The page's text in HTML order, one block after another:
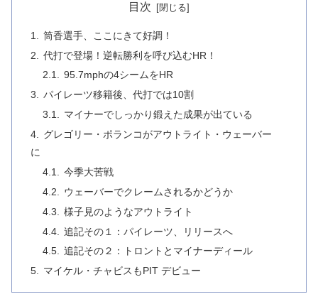
目次
筒香選手、ここにきて好調！
代打で登場！逆転勝利を呼び込むHR！
95.7mphの4シームをHR
パイレーツ移籍後、代打では10割
マイナーでしっかり鍛えた成果が出ている
グレゴリー・ポランコがアウトライト・ウェーバー
に
今季大苦戦
ウェーバーでクレームされるかどうか
様子見のようなアウトライト
追記その１：パイレーツ、リリースへ
追記その２：トロントとマイナーディール
マイケル・チャビスもPIT デビュー